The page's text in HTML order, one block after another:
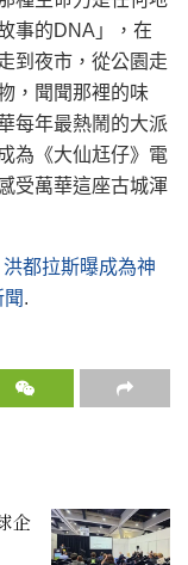
事的DNA」，在
到夜市，從公園走
，聞聞那裡的味
每年最熱鬧的大派
為《大仙尪仔》電
受萬華這座古城渾
都拉斯曝成為神
.
企